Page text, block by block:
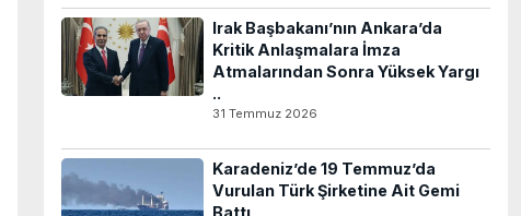
Irak Başbakanı’nın Ankara’da
Kritik Anlaşmalara İmza
Atmalarından Sonra Yüksek Yargı
..
31 Temmuz 2026
Karadeniz’de 19 Temmuz’da
Vurulan Türk Şirketine Ait Gemi
Battı